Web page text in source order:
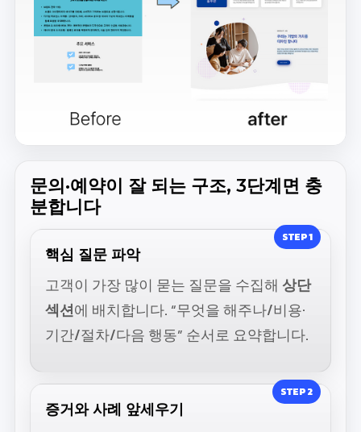
문의·예약이 잘 되는 구조, 3단계면 충
분합니다
STEP 1
핵심 질문 파악
고객이 가장 많이 묻는 질문을 수집해 상단
섹션에 배치합니다. “무엇을 해주나/비용·
기간/절차/다음 행동” 순서로 요약합니다.
STEP 2
증거와 사례 앞세우기